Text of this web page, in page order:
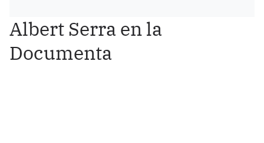
Albert Serra en la
Documenta